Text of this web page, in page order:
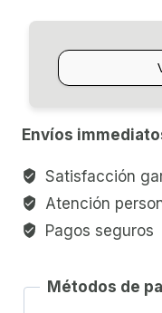
SMX-
812
(OUTLET)
Envíos
Satisfacción
Atención
Pagos seguros
Métodos de